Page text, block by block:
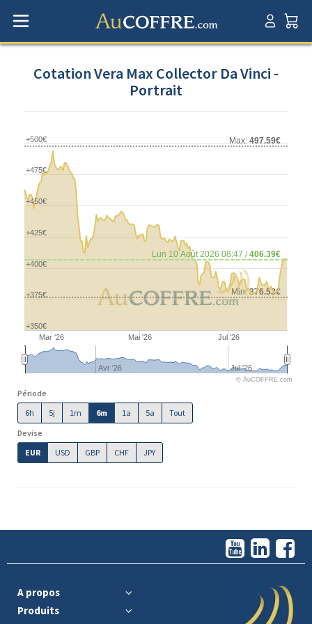
Cotation Vera Max Collector Da Vinci -
Portrait
Min:376.53€
Max: 497.59€
Lun 10 Août 2026 08:47 /406.39€
Mar '26 Mai '26 Jul '26
Avr '26 Jul '26
+350€
+375€
+400€
+425€
+450€
+475€
+500€
© AuCOFFRE.com
Période
6h
5j 1m 6m 1a 5a
Tout
Devise
EUR
USD GBP CHF JPY
A propos
Produits